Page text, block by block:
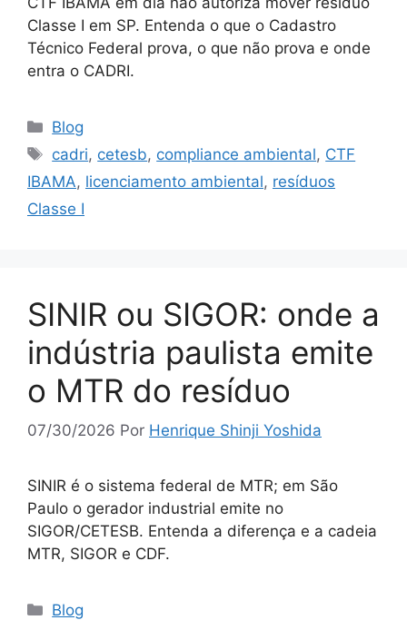
Classe I em SP. Entenda o que o Cadastro
Técnico Federal prova, o que não prova e onde
entra o CADRI.
Blog
cadri, cetesb, compliance ambiental, CTF
IBAMA, licenciamento ambiental, resíduos
Classe I
SINIR ou SIGOR: onde a
indústria paulista emite
o MTR do resíduo
07/30/2026 Por Henrique Shinji Yoshida
SINIR é o sistema federal de MTR; em São
Paulo o gerador industrial emite no
SIGOR/CETESB. Entenda a diferença e a cadeia
MTR, SIGOR e CDF.
Blog